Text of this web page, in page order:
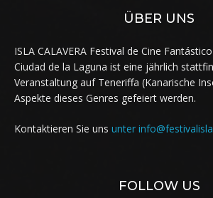
ÜBER UNS
ISLA CALAVERA Festival de Cine
Ciudad de la Laguna ist eine jährlich
Veranstaltung auf Teneriffa (Kanarische
Aspekte dieses Genres gefeiert werden.
Kontaktieren Sie uns unter
FOLLOW US